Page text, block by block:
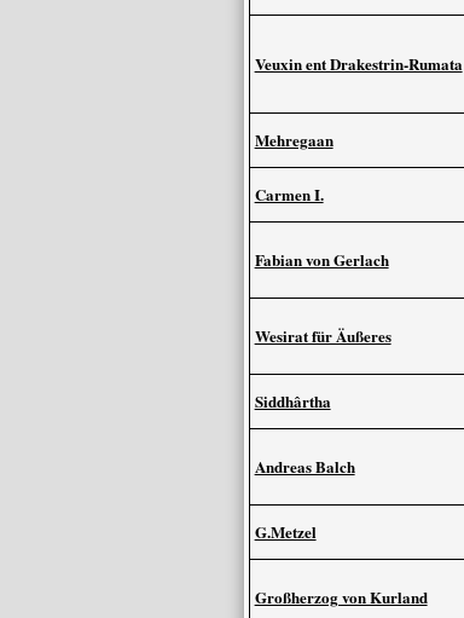
Veuxin ent Drakestrin-Rumata
Mehregaan
Carmen I.
Fabian von Gerlach
Wesirat für Äußeres
Siddhârtha
Andreas Balch
G.Metzel
Großherzog von Kurland